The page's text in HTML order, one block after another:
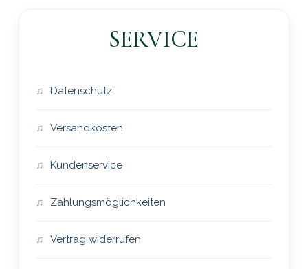
SERVICE
Datenschutz
Versandkosten
Kundenservice
Zahlungsmöglichkeiten
Vertrag widerrufen